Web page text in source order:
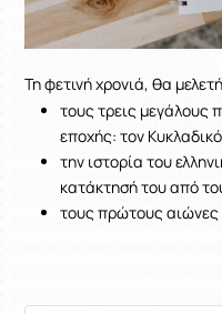
Τη φετινή χρονιά, θα
τους τρεις μεγάλους
εποχής: τον
την ιστορία του
κατάκτησή του από
τους πρώτους